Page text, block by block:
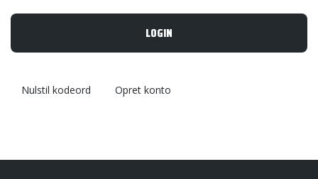
2020
Nulstil kodeord Opret konto